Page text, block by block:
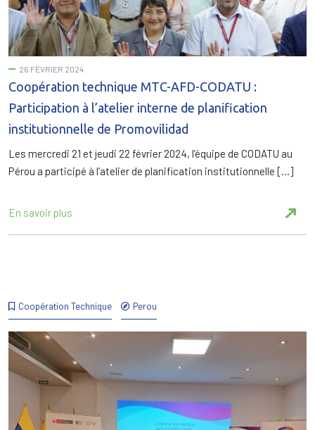
26 FÉVRIER 2024
Coopération technique MTC-AFD-CODATU :
Participation à l’atelier interne de planification
institutionnelle de Promovilidad
Les mercredi 21 et jeudi 22 février 2024, l’équipe de CODATU au
Pérou a participé à l’atelier de planification institutionnelle […]
En savoir plus
Coopération Technique Perou